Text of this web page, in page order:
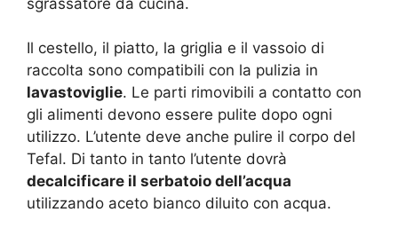
Il cestello, il piatto, la griglia e il vassoio di
raccolta sono compatibili con la pulizia in
lavastoviglie. Le parti rimovibili a contatto con
gli alimenti devono essere pulite dopo ogni
utilizzo. L’utente deve anche pulire il corpo del
Tefal. Di tanto in tanto l’utente dovrà
decalcificare il serbatoio dell’acqua
utilizzando aceto bianco diluito con acqua.